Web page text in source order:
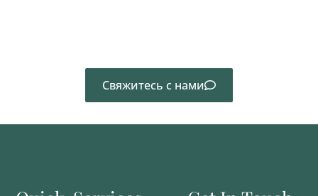
Свяжитесь с нами